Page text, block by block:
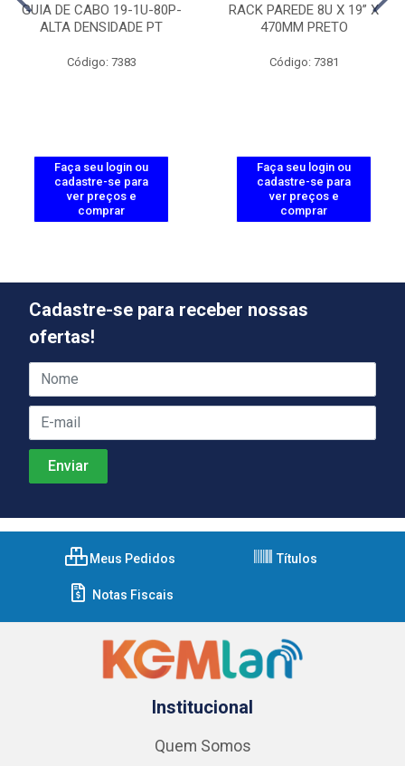
GUIA DE CABO 19-1U-80P-
ALTA DENSIDADE PT
Código: 7383
Faça seu login ou
cadastre-se para
ver preços e
comprar
RACK PAREDE 8U X 19” X
470MM PRETO
Código: 7381
Faça seu login ou
cadastre-se para
ver preços e
comprar
Cadastre-se para receber nossas
ofertas!
Meus Pedidos Títulos
Notas Fiscais
Institucional
Quem Somos